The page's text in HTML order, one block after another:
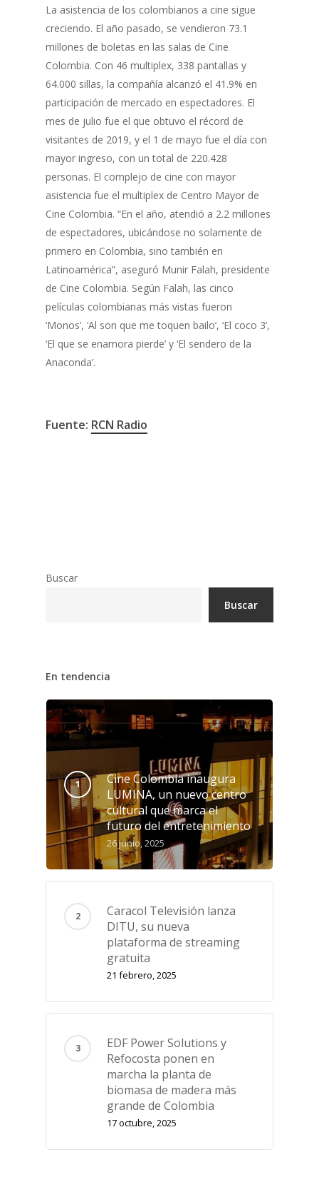
La asistencia de los colombianos a cine sigue
creciendo. El año pasado, se vendieron 73.1
millones de boletas en las salas de Cine
Colombia. Con 46 multiplex, 338 pantallas y
64.000 sillas, la compañía alcanzó el 41.9% en
participación de mercado en espectadores. El
mes de julio fue el que obtuvo el récord de
visitantes de 2019, y el 1 de mayo fue el día con
mayor ingreso, con un total de 220.428
personas. El complejo de cine con mayor
asistencia fue el multiplex de Centro Mayor de
Cine Colombia. “En el año, atendió a 2.2 millones
de espectadores, ubicándose no solamente de
primero en Colombia, sino también en
Latinoamérica”, aseguró Munir Falah, presidente
de Cine Colombia. Según Falah, las cinco
películas colombianas más vistas fueron
‘Monos’, ‘Al son que me toquen bailo’, ‘El coco 3’,
‘El que se enamora pierde’ y ‘El sendero de la
Anaconda’.
Fuente: RCN Radio
Buscar
Buscar
En tendencia
Cine Colombia inaugura
LUMINA, un nuevo centro
cultural que marca el
futuro del entretenimiento
26 junio, 2025
Caracol Televisión lanza
DITU, su nueva
plataforma de streaming
gratuita
21 febrero, 2025
EDF Power Solutions y
Refocosta ponen en
marcha la planta de
biomasa de madera más
grande de Colombia
17 octubre, 2025